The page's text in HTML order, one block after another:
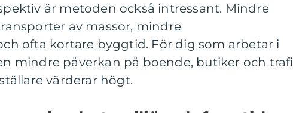
är metoden också intressant. Mindre
av massor, mindre
ofta kortare byggtid. För dig som arbetar i
mindre påverkan på boende, butiker och
värderar högt.